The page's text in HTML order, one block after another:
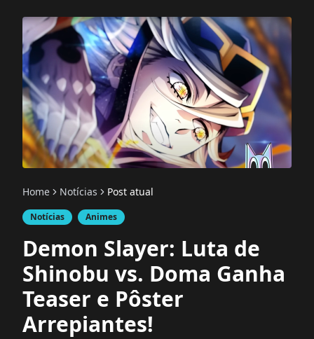
Home Notícias Post atual
Notícias Animes
Demon Slayer: Luta de
Shinobu vs. Doma Ganha
Teaser e Pôster
Arrepiantes!